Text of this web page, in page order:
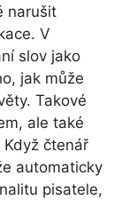
narušit
V
slov jako
jak může
Takové
ale také
čtenář
automaticky
pisatele,